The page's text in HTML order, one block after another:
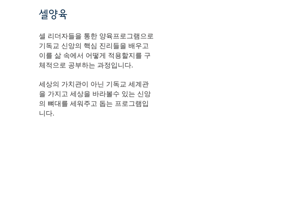
셀양육
셀 리더자들을 통한 양육프로그램으로
기독교 신앙의 핵심 진리들을 배우고
이를 삶 속에서 어떻게 적용할지를 구
체적으로 공부하는 과정입니다.
세상의 가치관이 아닌 기독교 세계관
을 가지고 세상을 바라볼수 있는 신앙
의 뼈대를 세워주고 돕는 프로그램입
니다.